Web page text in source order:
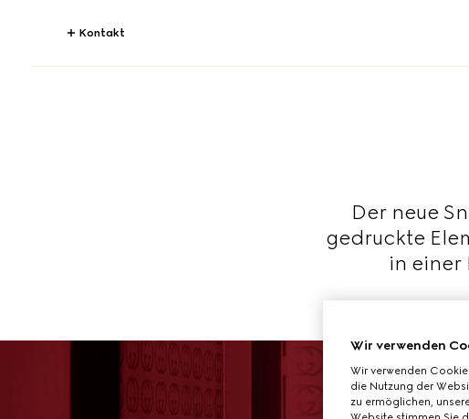
Kontakt
Der neue
gedruckte
in einer
Wir verwenden
Wir verwenden
die Nutzung der
zu ermöglichen,